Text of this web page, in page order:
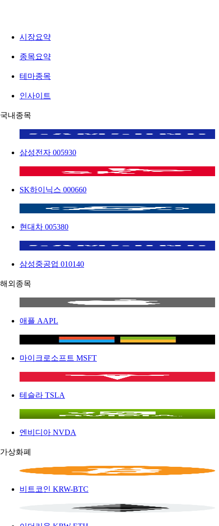
시장요약
종목요약
테마종목
인사이트
국내종목
삼성전자 005930
SK하이닉스 000660
현대차 005380
삼성중공업 010140
해외종목
애플 AAPL
마이크로소프트 MSFT
테슬라 TSLA
엔비디아 NVDA
가상화폐
비트코인 KRW-BTC